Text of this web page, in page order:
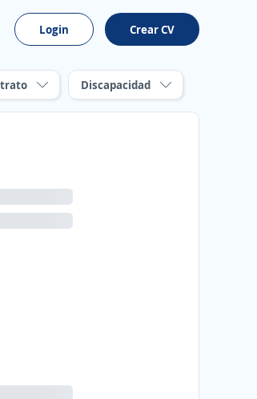
Login Crear CV
Discapacidad